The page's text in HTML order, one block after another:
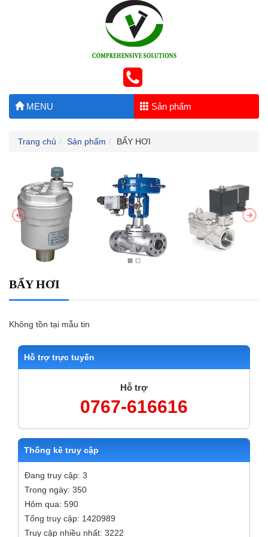
MENU Sản phẩm
Trang chủ Sản phẩm BẨY HƠI
BẨY HƠI
Không tồn tại mẫu tin
Hỗ trợ trực tuyến
Hỗ trợ
0767-616616
Thống kê truy cập
Đang truy cập: 3
Trong ngày: 350
Hôm qua: 590
Tổng truy cập: 1420989
Truy cập nhiều nhất: 3222